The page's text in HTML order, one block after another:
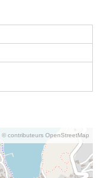
© contributeurs OpenStreetMap